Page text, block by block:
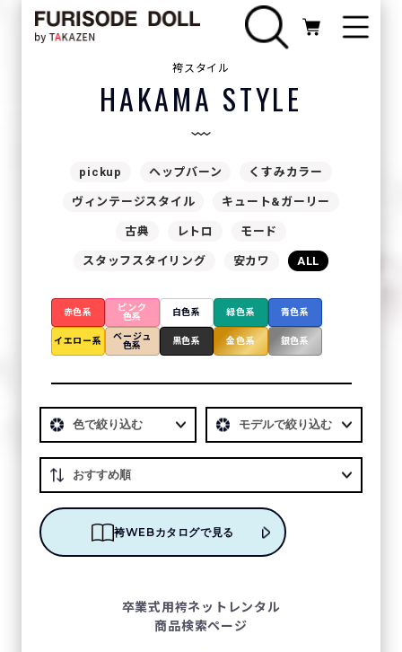
袴スタイル
HAKAMA STYLE
pickup ヘップバーン くすみカラー
ヴィンテージスタイル キュート&ガーリー
古典 レトロ モード
スタッフスタイリング 安カワ ALL
赤色系
ピンク
色系
白色系 緑色系 青色系
イエロー系
ベージュ
色系
黒色系 金色系 銀色系
袴WEBカタログで見る
卒業式⽤袴ネットレンタル
商品検索ページ